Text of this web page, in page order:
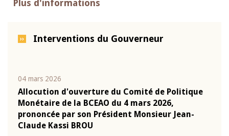
Plus d'informations
Interventions du Gouverneur
04 mars 2026
Allocution d'ouverture du Comité de Politique
Monétaire de la BCEAO du 4 mars 2026,
prononcée par son Président Monsieur Jean-
Claude Kassi BROU